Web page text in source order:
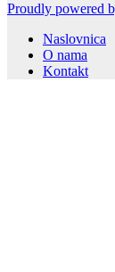
Proudly powered
Naslovnica
O nama
Kontakt